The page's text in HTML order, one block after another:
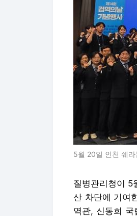
5월 20일 인천 쉐
질병관리청이 5
산 차단에 기여
역관, 신동희